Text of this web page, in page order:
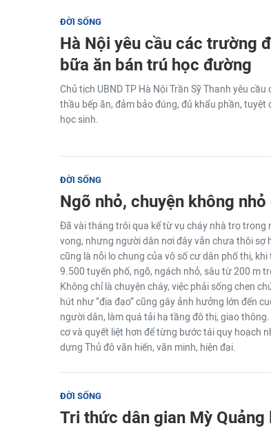
ĐỜI SỐNG
Hà Nội yêu cầu các trường
bữa ăn bán trú học đường
Chủ tịch UBND TP Hà Nội Trần Sỹ Thanh yêu
thầu bếp ăn, đảm bảo đúng, đủ khẩu phần,
học sinh.
ĐỜI SỐNG
Ngõ nhỏ, chuyện không
Đã vài tháng trôi qua kể từ vụ cháy nhà trọ trong
vong, nhưng người dân nơi đây vẫn chưa thôi sợ
cũng là nỗi lo chung của vô số cư dân phố thị,
9.500 tuyến phố, ngõ, ngách nhỏ, sâu từ 200 m
Không chỉ là chuyện cháy, việc phải sống chen
hút như “địa đạo” cũng gây ảnh hưởng lớn đến
người dân, làm quá tải hạ tầng đô thị, giao
cơ và quyết liệt hơn để từng bước tái quy hoạch
dựng Thủ đô văn hiến, văn minh, hiện đại.
ĐỜI SỐNG
Tri thức dân gian Mỳ Quảng